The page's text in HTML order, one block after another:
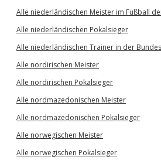
Alle niederländischen Meister im Fußball
Alle niederländischen Pokalsieger
Alle niederländischen Trainer in der
Alle nordirischen Meister
Alle nordirischen Pokalsieger
Alle nordmazedonischen Meister
Alle nordmazedonischen Pokalsieger
Alle norwegischen Meister
Alle norwegischen Pokalsieger